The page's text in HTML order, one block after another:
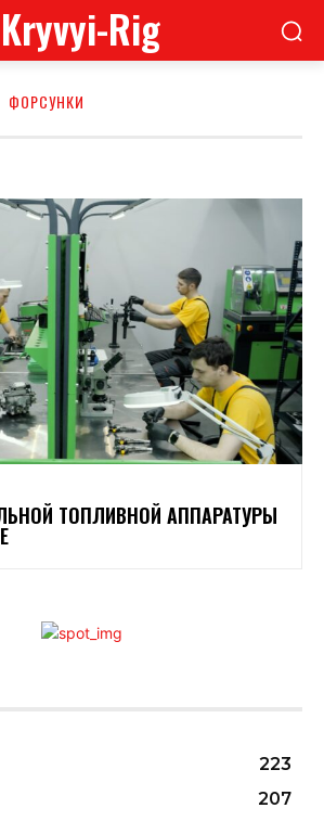
Kryvyi-Rig
ФОРСУНКИ
ТОПЛИВНОЙ АППАРАТУРЫ
223
207